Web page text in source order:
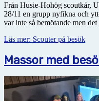
Från Husie-Hohög scoutkår,
28/11 en grupp nyfikna och
var inte så bemötande men
Läs mer: Scouter på besök
Massor med